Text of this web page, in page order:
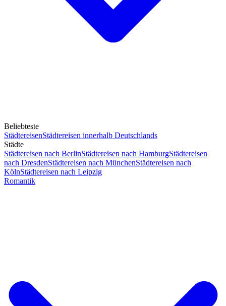
Beliebteste
StädtereisenStädtereisen innerhalb Deutschlands
Städte
Städtereisen nach BerlinStädtereisen nach HamburgStädtereisen
nach DresdenStädtereisen nach MünchenStädtereisen nach
KölnStädtereisen nach Leipzig
Romantik